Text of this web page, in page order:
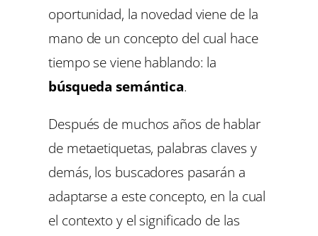
oportunidad, la novedad viene de la
mano de un concepto del cual hace
tiempo se viene hablando: la
búsqueda semántica.
Después de muchos años de hablar
de metaetiquetas, palabras claves y
demás, los buscadores pasarán a
adaptarse a este concepto, en la cual
el contexto y el significado de las